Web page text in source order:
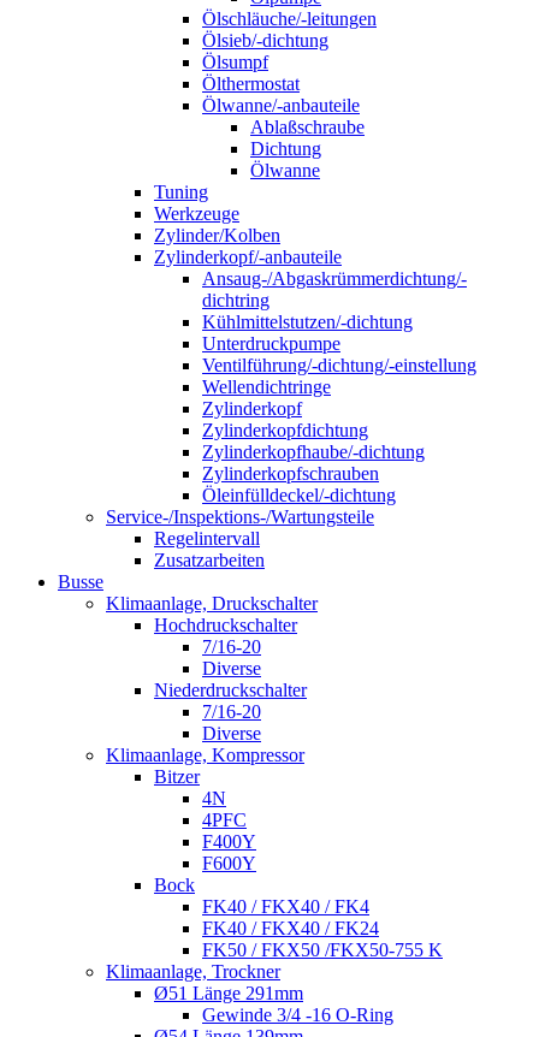
Ölschläuche/-leitungen
Ölsieb/-dichtung
Ölsumpf
Ölthermostat
Ölwanne/-anbauteile
Ablaßschraube
Dichtung
Ölwanne
Tuning
Werkzeuge
Zylinder/Kolben
Zylinderkopf/-anbauteile
Ansaug-/Abgaskrümmerdichtung/-
dichtring
Kühlmittelstutzen/-dichtung
Unterdruckpumpe
Ventilführung/-dichtung/-einstellung
Wellendichtringe
Zylinderkopf
Zylinderkopfdichtung
Zylinderkopfhaube/-dichtung
Zylinderkopfschrauben
Öleinfülldeckel/-dichtung
Service-/Inspektions-/Wartungsteile
Regelintervall
Zusatzarbeiten
Busse
Klimaanlage, Druckschalter
Hochdruckschalter
7/16-20
Diverse
Niederdruckschalter
7/16-20
Diverse
Klimaanlage, Kompressor
Bitzer
4N
4PFC
F400Y
F600Y
Bock
FK40 / FKX40 / FK4
FK40 / FKX40 / FK24
FK50 / FKX50 /FKX50-755 K
Klimaanlage, Trockner
Ø51 Länge 291mm
Gewinde 3/4 -16 O-Ring